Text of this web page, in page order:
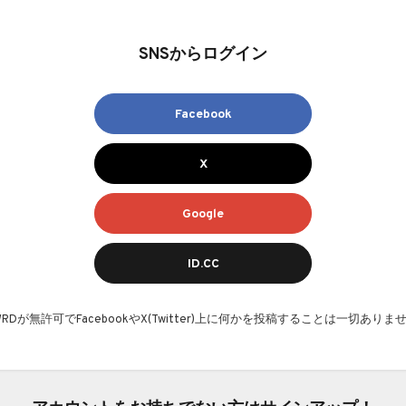
SNSからログイン
Facebook
X
Google
ID.CC
が無許可でFacebookやX(Twitter)上に何かを投稿することは一切ありま